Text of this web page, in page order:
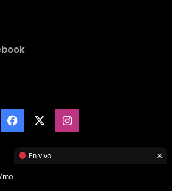
Facebook Instagram
TI 2026, All Rights Reserved
En vivo ×